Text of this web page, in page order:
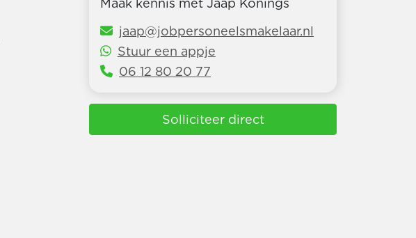
Maak kennis met Jaap Konings
jaap@jobpersoneelsmakelaar.nl
Stuur een appje
06 12 80 20 77
Solliciteer direct